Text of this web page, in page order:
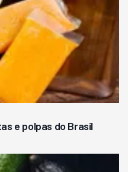
e polpas do Brasil